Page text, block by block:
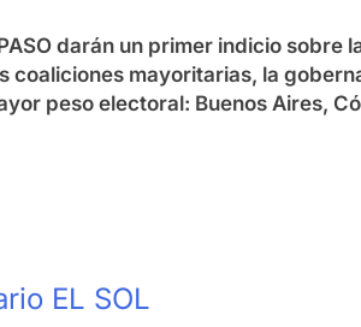
darán un primer indicio
coaliciones mayoritarias, la
peso electoral: Buenos Aires,
EL SOL